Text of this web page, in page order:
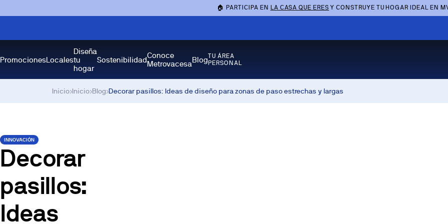
🏠 PARTICIPA EN LA CASA QUE ERES Y CONSTRUYE TU HOGAR IDEAL EN
PromocionesLocales
Diseña
tu
hogar
SostenibilidadConoce
MetrovacesaBlogTU ÁREA
PERSONAL
Inicio›Inicio›Blog›Decorar pasillos: Ideas de diseño para zonas de paso estrechas y largas
INNOVACIÓN
Decorar
pasillos:
Ideas